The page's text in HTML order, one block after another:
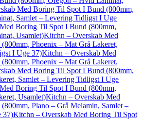
Med Boring Til Spot I Bund (800mm,
Samlet – Levering Tidligst I Uge
Boring Til Spot I Bund (800mm,
Usamlet)Kitchn – Overskab Med
Phoenix – Mat Grå Lakeret,
I Uge 37)Kitchn – Overskab Med
Phoenix – Mat Grå Lakeret,
Med Boring Til Spot I Bund (800mm,
Samlet – Levering Tidligst I Uge
Boring Til Spot I Bund (800mm,
Usamlet)Kitchn – Overskab Med
Plano – Grå Melamin, Samlet –
37)Kitchn – Overskab Med Boring Til Spot